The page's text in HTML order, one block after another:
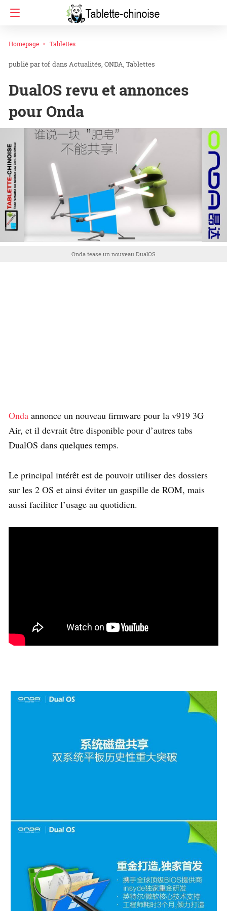
Homepage Tablettes
tof dans Actualités ONDA Tablettes
DualOS revu et annonces
pour Onda
Onda tease un nouveau DualOS
Onda annonce un nouveau firmware pour la v919 3G
Air, et il devrait être disponible pour d’autres tabs
DualOS dans quelques temps.
Le principal intérêt est de pouvoir utiliser des dossiers
sur les 2 OS et ainsi éviter un gaspille de ROM, mais
aussi faciliter l’usage au quotidien.